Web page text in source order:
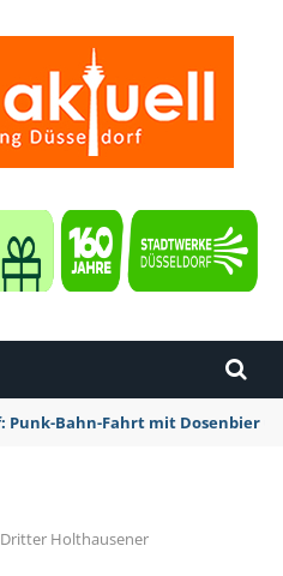
Punk-Bahn-Fahrt mit Dosenbier
Holthausener